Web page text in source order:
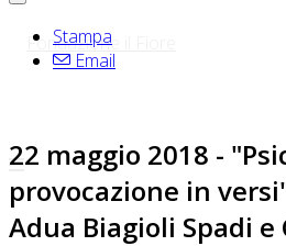
Stampa
Email
22 maggio 2018 -
provocazione in
Adua Biagioli Spadi e